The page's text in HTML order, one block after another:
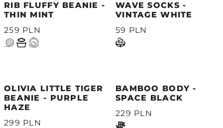
RIB FLUFFY BEANIE -
THIN MINT
259 PLN
WAVE SOCKS -
VINTAGE WHITE
59 PLN
OLIVIA LITTLE TIGER
BEANIE - PURPLE
HAZE
299 PLN
BAMBOO BODY -
SPACE BLACK
229 PLN